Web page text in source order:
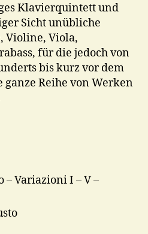
Klavierquintett und
Sicht unübliche
Violine, Viola,
für die jedoch von
bis kurz vor dem
Reihe von Werken
– Variazioni I – V –